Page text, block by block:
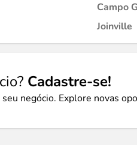
Campo
Joinville
Cadastre-se!
negócio. Explore novas